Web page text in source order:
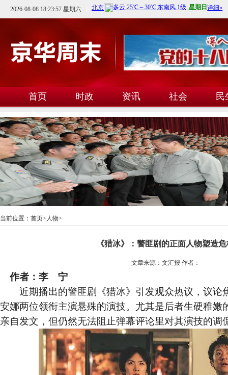
2026-08-08 18:23:57 星期六
首页 时政 资讯 社会
民
文教
卫生 科技
当前位置： 首页> 人物>
《猎冰》：警匪剧的正面人物塑造
文章来源：文汇报 作者：
作者：李 宁
近期播出的警匪剧《猎冰》引发观众热议，议论
安娜两位领衔主演悬殊的演技。尤其是后者生硬稚嫩
亲自发文，但仍然无法阻止弹幕评论里对其演技的调